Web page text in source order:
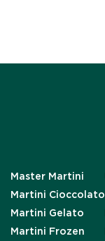
Master Martini
Martini Cioccolato
Martini Gelato
Martini Frozen